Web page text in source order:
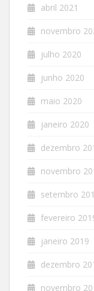
abril 2021
novembro
julho 2020
junho 2020
maio 2020
janeiro 2020
dezembro
novembro
setembro
fevereiro
janeiro 2019
dezembro
novembro